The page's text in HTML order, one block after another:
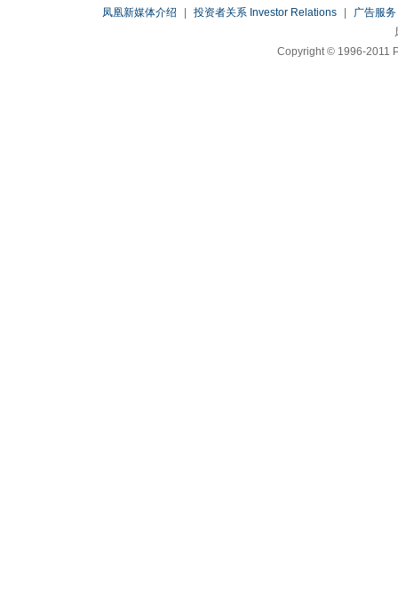
凤凰新媒体介绍 投资者关系 Investor Relations
广告服务
Copyright © 1996-2011